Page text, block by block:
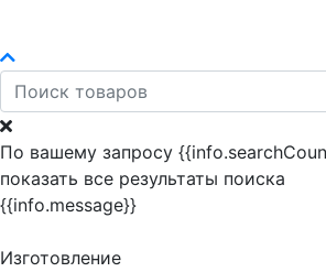
По вашему запросу
показать все результаты поиска
{{info.message}}
Изготовление